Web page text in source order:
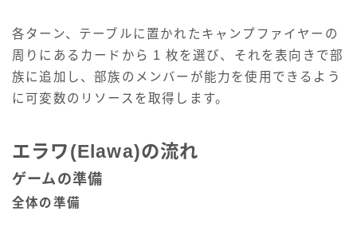
各ターン、テーブルに置かれたキャンプファイヤーの
周りにあるカードから 1 枚を選び、それを表向きで部
族に追加し、部族のメンバーが能力を使用できるよう
に可変数のリソースを取得します。
エラワ(Elawa)の流れ
ゲームの準備
全体の準備